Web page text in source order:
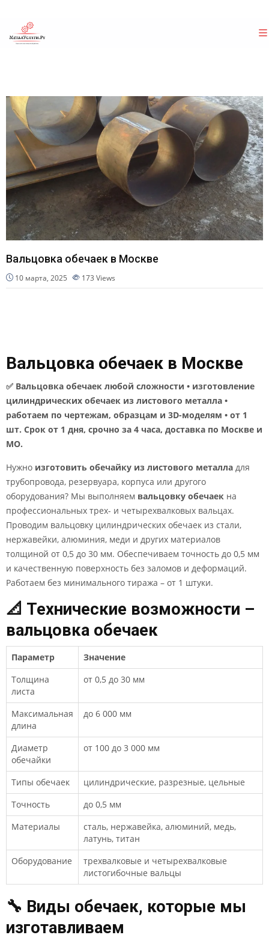
Вальцовка обечаек в Москве
10 марта, 2025 173 Views
Вальцовка обечаек в Москве
✅ Вальцовка обечаек любой сложности • изготовление
цилиндрических обечаек из листового металла •
работаем по чертежам, образцам и 3D-моделям • от 1
шт. Срок от 1 дня, срочно за 4 часа, доставка по Москве и
МО.
Нужно изготовить обечайку из листового металла для
трубопровода, резервуара, корпуса или другого
оборудования? Мы выполняем вальцовку обечаек на
профессиональных трех- и четырехвалковых вальцах.
Проводим вальцовку цилиндрических обечаек из стали,
нержавейки, алюминия, меди и других материалов
толщиной от 0,5 до 30 мм. Обеспечиваем точность до 0,5 мм
и качественную поверхность без заломов и деформаций.
Работаем без минимального тиража – от 1 штуки.
📐 Технические возможности –
вальцовка обечаек
Параметр
Значение
Толщина
листа
от 0,5 до 30 мм
Максимальная
длина
до 6 000 мм
Диаметр
обечайки
от 100 до 3 000 мм
Типы обечаек
цилиндрические, разрезные, цельные
Точность
до 0,5 мм
Материалы
сталь, нержавейка, алюминий, медь,
латунь, титан
Оборудование
трехвалковые и четырехвалковые
листогибочные вальцы
🔧 Виды обечаек, которые мы
изготавливаем